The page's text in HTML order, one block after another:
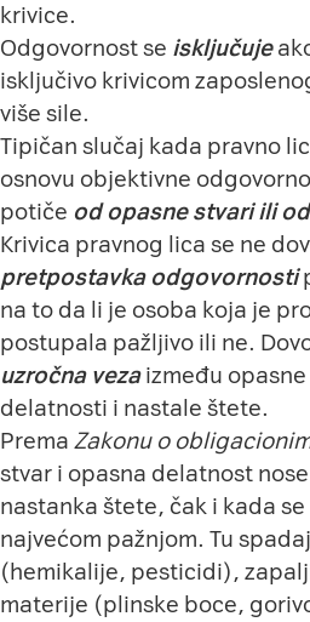
krivice.
Odgovornost se isključuje
isključivo krivicom
više sile.
Tipičan slučaj kada pravno
osnovu objektivne
potiče od opasne stvari ili
Krivica pravnog lica se ne
pretpostavka odgovornosti
na to da li je osoba koja je
postupala pažljivo ili ne.
uzročna vezaizmeđu
delatnosti i nastale štete.
Prema Zakonu o
stvar i opasna delatnost
nastanka štete, čak i kada
najvećom pažnjom. Tu
(hemikalije, pesticidi),
materije (plinske boce,